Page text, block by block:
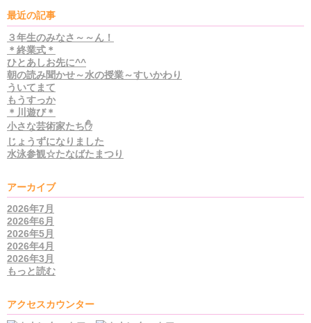
最近の記事
３年生のみなさ～～ん！
＊終業式＊
ひとあしお先に^^
朝の読み聞かせ～水の授業～すいかわり
ういてまて
もうすっか
＊川遊び＊
小さな芸術家たち✋
じょうずになりました
水泳参観☆たなばたまつり
アーカイブ
2026年7月
2026年6月
2026年5月
2026年4月
2026年3月
もっと読む
アクセスカウンター